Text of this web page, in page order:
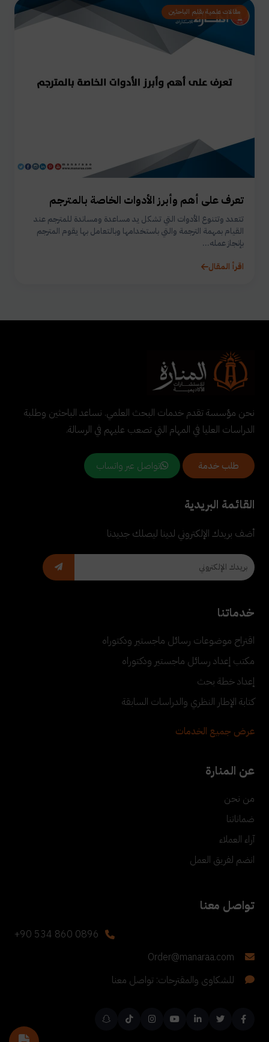
مقالات علمية بقلم الباحثين
تعرف على أهم وأبرز الأدوات الخاصة بالمترجم
تتعدد وتتنوع الأدوات التي تشكل يد مساعدة ومساندة للمترجم عند
القيام بمهمة الترجمة والتي باستخدامها وبالتعامل بها يقوم المترجم
بإنجاز عمله...
اقرأ المقال
نحن مؤسسة تقدم خدمات البحث العلمي. نساعد الباحثين وطلبة
الدراسات العليا في المهام التي تصعب عليهم في الرسالة.
طلب خدمة تواصل عبر واتساب
القائمة البريدية
أضف بريدك الإلكتروني لدينا ليصلك جديدنا
خدماتنا
اقتراح موضوعات رسائل ماجستير ودكتوراه
مكتب إعداد رسائل ماجستير ودكتوراه
إعداد خطة بحث
كتابة الإطار النظري والدراسات السابقة
عرض جميع الخدمات
عن المنارة
من نحن
ضماناتنا
آراء العملاء
انضم لفريق العمل
تواصل معنا
+90 534 860 0896
Order@manaraa.com
للشكاوى والمقترحات: تواصل معنا